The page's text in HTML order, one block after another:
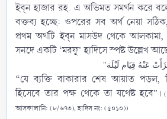
ইব্‌ন হাজার রহ. এ অভিমত সমর্থন করে
বক্তব্য হচ্ছে: ওপরের সব অর্থ নেয়া
প্রথম অর্থটি ইব্‌ন মাসউদ থেকে
সনদে একটি ‘মরফূ’ হাদিসে স্পষ্ট উল্লেখ
عَنْهُ قِيَام لَيْلَة"
“যে ব্যক্তি বাকারার শেষ আয়াত
হিসেবে তার পক্ষ থেকে তা যথেষ্ট হবে”।
আসকালানি: (৮/৬৭৩), হাদিস নং: (৫০১০))